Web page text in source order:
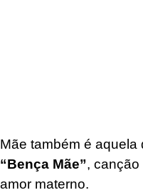
Mãe também é
“Bença Mãe”, canção
amor materno.